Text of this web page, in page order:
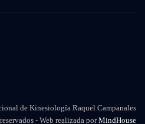
de Kinesiología Raquel Campanales
- Web realizada porMindHouse